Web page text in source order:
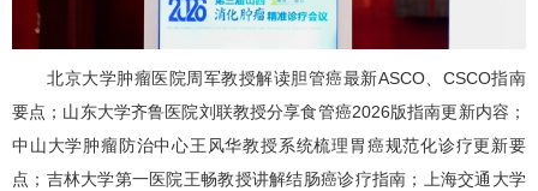
北京大学肿瘤医院周军教授解读胆管癌最新ASCO、CSCO指南
要点；山东大学齐鲁医院刘联教授分享食管癌2026版指南更新内容；
中山大学肿瘤防治中心王风华教授系统梳理 胃癌规范化诊疗更新要
点；吉林大学第一医院王畅教授讲解结肠癌诊疗指南；上海交通大学